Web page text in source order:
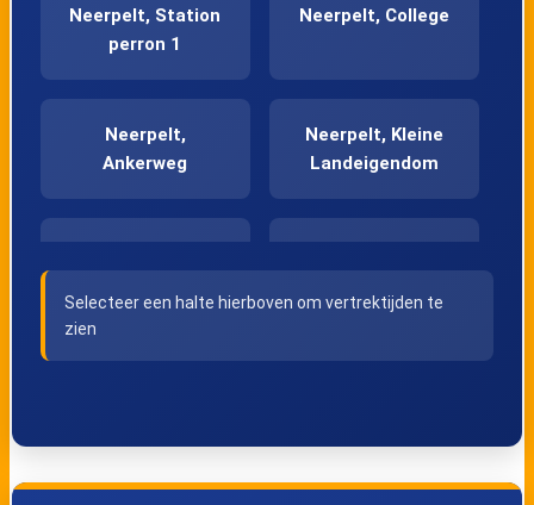
Neerpelt, Station
perron 1
Neerpelt, College
Neerpelt,
Ankerweg
Neerpelt, Kleine
Landeigendom
Selecteer een halte hierboven om vertrektijden te
zien